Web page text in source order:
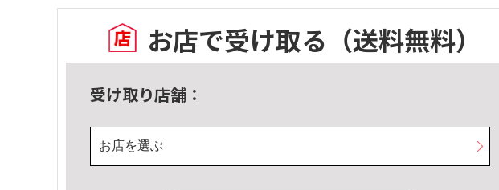
お店で受け取る （送料無料）
受け取り店舗：
お店を選ぶ